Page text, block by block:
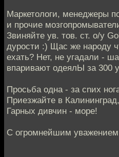
Маркетологи, менеджеры
и прочие
Звиняйте ув. тов. ст. о/у
дурости :) Щас же народу
ехать? Нет, не угадали -
впаривают одеялЫ за 300
Просьба одна - за сnих
Приезжайте в
Гарных дивчин - море!
С огромнейшим уважением